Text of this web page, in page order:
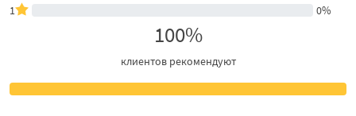
1
0%
100%
клиентов рекомендуют